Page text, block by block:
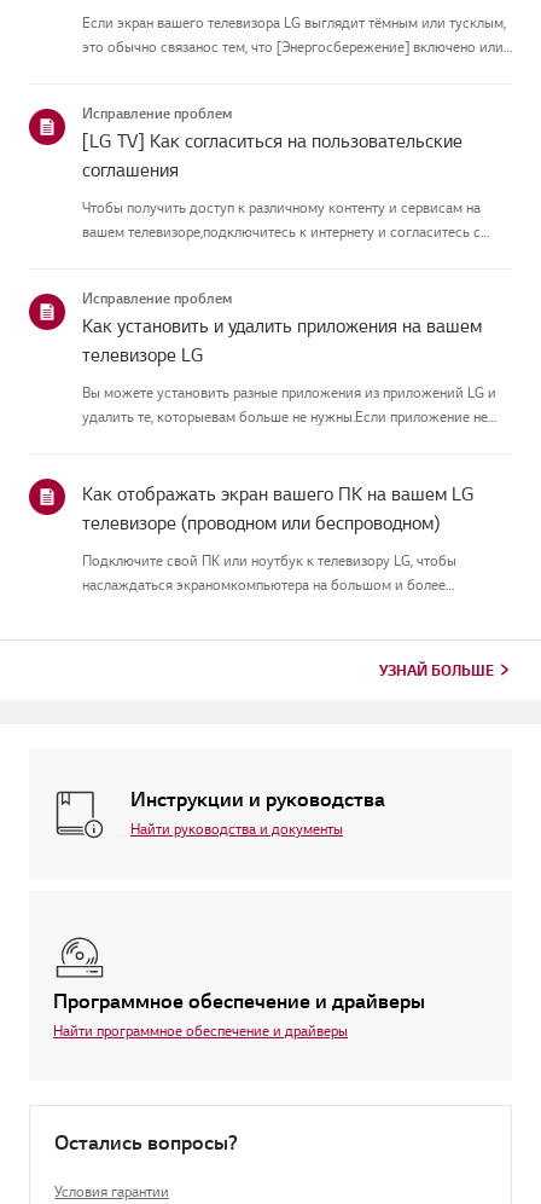
Если экран вашего телевизора LG выглядит тёмным или тусклым,
это обычно связанос тем, что [Энергосбережение] включено или
Исправление проблем
[LG TV] Как согласиться на пользовательские
соглашения
Чтобы получить доступ к различному контенту и сервисам на
вашем телевизоре,подключитесь к интернету и согласитесь с
вашеготелевизора и ...
Исправление проблем
Как установить и удалить приложения на вашем
телевизоре LG
Вы можете установить разные приложения из приложений LG и
удалить те, которыевам больше не нужны.Если приложение не
Country со...
Как отображать экран вашего ПК на вашем LG
телевизоре (проводном или беспроводном)
Подключите свой ПК или ноутбук к телевизору LG, чтобы
наслаждаться экраномкомпьютера на большом и более
УЗНАЙ БОЛЬШЕ
Инструкции и руководства
Найти руководства и документы
Программное обеспечение и драйверы
Найти программное обеспечение и драйверы
Остались вопросы?
Условия гарантии